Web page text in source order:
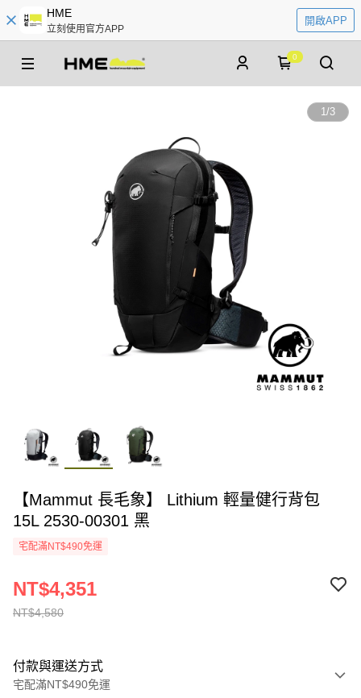
HME
立刻使用官方APP
開啟APP
0
1/3
【Mammut 長毛象】 Lithium 輕量健行背包
15L 2530-00301 黑
宅配滿NT$490免運
NT$4,580
NT$4,351
付款與運送方式
宅配滿NT$490免運